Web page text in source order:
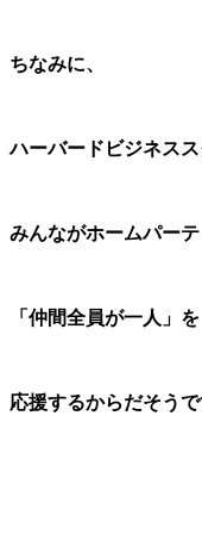
ちなみに、
ハーバードビジネス
みんながホームパー
「仲間全員が一人」
応援するからだそうで